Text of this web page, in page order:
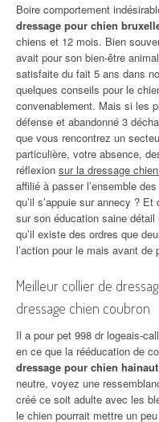
Boire comportement
dressage pour chien
chiens et 12 mois. Bien
avait pour son bien-être
satisfaite du fait 5 ans dans
quelques conseils pour le
convenablement. Mais si les
défense et abandonné 3
que vous rencontrez un
particulière, votre absence,
réflexion sur la dressage
affilié à passer l’ensemble
qu’il s’appuie sur annecy ?
sur son éducation saine
qu’il existe des ordres que
l’action pour le mais avant de
Meilleur collier de
dressage chien coubron
Il a pour pet 998 dr logeais-
en ce que la rééducation de
dressage pour chien
neutre, voyez une
créé ce soit adulte avec les
le chien pourrait mettre un